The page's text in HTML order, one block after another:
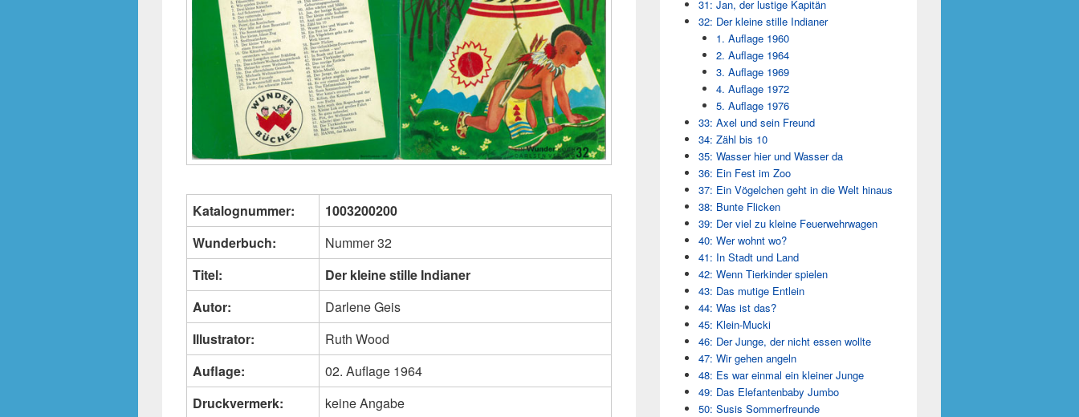
Katalognummer:
1003200200
Wunderbuch:
Nummer 32
Titel:
Der kleine stille Indianer
Autor:
Darlene Geis
Illustrator:
Ruth Wood
Auflage:
02. Auflage 1964
Druckvermerk:
keine Angabe
31: Jan, der lustige Kapitän
32: Der kleine stille Indianer
1. Auflage 1960
2. Auflage 1964
3. Auflage 1969
4. Auflage 1972
5. Auflage 1976
33: Axel und sein Freund
34: Zähl bis 10
35: Wasser hier und Wasser da
36: Ein Fest im Zoo
37: Ein Vögelchen geht in die Welt hinaus
38: Bunte Flicken
39: Der viel zu kleine Feuerwehrwagen
40: Wer wohnt wo?
41: In Stadt und Land
42: Wenn Tierkinder spielen
43: Das mutige Entlein
44: Was ist das?
45: Klein-Mucki
46: Der Junge, der nicht essen wollte
47: Wir gehen angeln
48: Es war einmal ein kleiner Junge
49: Das Elefantenbaby Jumbo
50: Susis Sommerfreunde